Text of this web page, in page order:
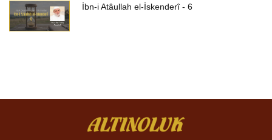
İbn-i Atâullah el-İskenderî - 6